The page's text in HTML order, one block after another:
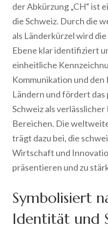
der Abkürzung „CH“ ist
die Schweiz. Durch die
als Länderkürzel wird
Ebene klar identifiziert
einheitliche
Kommunikation und
Ländern und fördert
Schweiz als
Bereichen. Die
trägt dazu bei, die
Wirtschaft und
präsentieren und zu
Symbolisiert
Identität und